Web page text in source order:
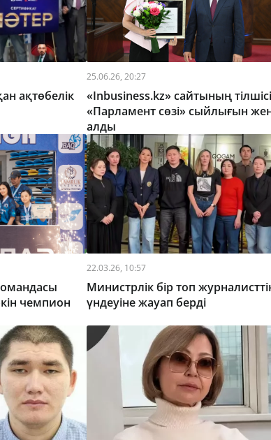
ақтөбелік
25.06.26, 20:27
«Inbusiness.kz» сайтының тілшісі
«Парламент сөзі» сыйлығын
алды
чемпион
22.03.26, 10:57
Министрлік бір топ
үндеуіне жауап берді